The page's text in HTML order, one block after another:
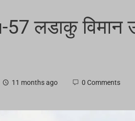
लडाकु विमान
11 months ago 0 Comments